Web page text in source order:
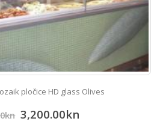
pločice HD glass Olives
kn 3,200.00kn